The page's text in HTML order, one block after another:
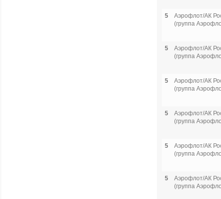
5
Аэрофлот/АК
(группа
5
Аэрофлот/АК
(группа
5
Аэрофлот/АК
(группа
5
Аэрофлот/АК
(группа
5
Аэрофлот/АК
(группа
5
Аэрофлот/АК
(группа